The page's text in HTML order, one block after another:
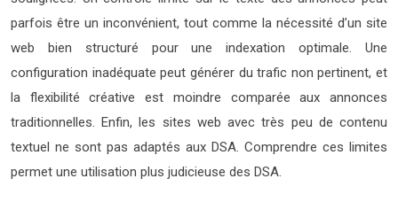
parfois être un inconvénient, tout comme la nécessité d’un site
web bien structuré pour une indexation optimale. Une
configuration inadéquate peut générer du trafic non pertinent, et
la flexibilité créative est moindre comparée aux annonces
traditionnelles. Enfin, les sites web avec très peu de contenu
textuel ne sont pas adaptés aux DSA. Comprendre ces limites
permet une utilisation plus judicieuse des DSA.